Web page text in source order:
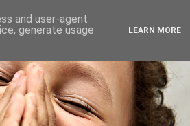
and user-agent
generate usage
LEARN MORE